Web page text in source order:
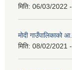
मिति: 06/03/2022
मोदी
मिति: 08/02/2021